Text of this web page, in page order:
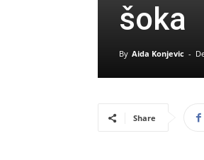
šoka
By Aida Konjevic -
Share